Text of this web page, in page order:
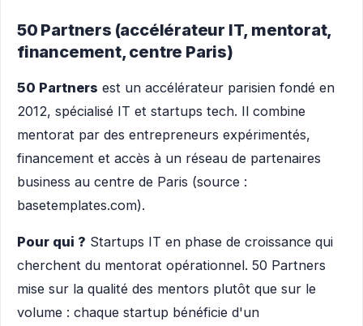
50 Partners (accélérateur IT, mentorat,
financement, centre Paris)
50 Partners est un accélérateur parisien fondé en
2012, spécialisé IT et startups tech. Il combine
mentorat par des entrepreneurs expérimentés,
financement et accès à un réseau de partenaires
business au centre de Paris (source :
basetemplates.com).
Pour qui ? Startups IT en phase de croissance qui
cherchent du mentorat opérationnel. 50 Partners
mise sur la qualité des mentors plutôt que sur le
volume : chaque startup bénéficie d'un